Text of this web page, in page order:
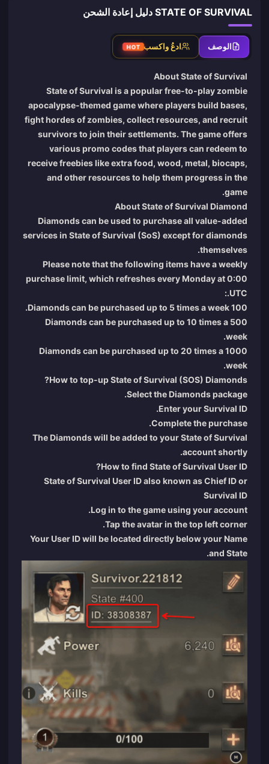
STATE OF SURVIVAL دليل إعادة الشحن
الوصف ادعُ واكسب HOT
About State of Survival
State of Survival is a popular free-to-play zombie
apocalypse-themed game where players build bases,
fight hordes of zombies, collect resources, and recruit
survivors to join their settlements. The game offers
various promo codes that players can redeem to
receive freebies like extra food, wood, metal, biocaps,
and other resources to help them progress in the
game.
About State of Survival Diamond
Diamonds can be used to purchase all value-added
services in State of Survival (SoS) except for diamonds
themselves.
Please note that the following items have a weekly
purchase limit, which refreshes every Monday at 0:00
UTC.:
100 Diamonds can be purchased up to 5 times a week.
500 Diamonds can be purchased up to 10 times a
week.
1000 Diamonds can be purchased up to 20 times a
week.
How to top-up State of Survival (SOS) Diamonds?
Select the Diamonds package.
Enter your Survival ID.
Complete the purchase.
The Diamonds will be added to your State of Survival
account shortly.
How to find State of Survival User ID?
State of Survival User ID also known as Chief ID or
Survival ID
Log in to the game using your account.
Tap the avatar in the top left corner.
Your User ID will be located directly below your Name
and State.